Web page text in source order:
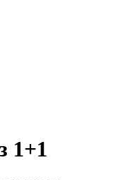
1+1